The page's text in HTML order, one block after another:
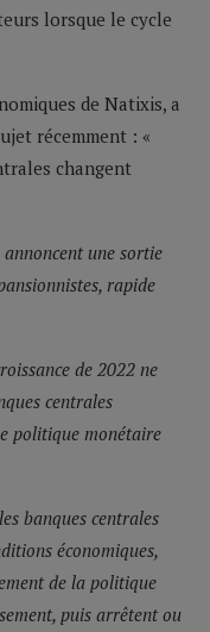
lorsque le cycle
de Natixis, a
récemment : «
changent
annoncent une sortie
rapide
de 2022 ne
centrales
politique monétaire
banques centrales
économiques,
de la politique
puis arrêtent ou